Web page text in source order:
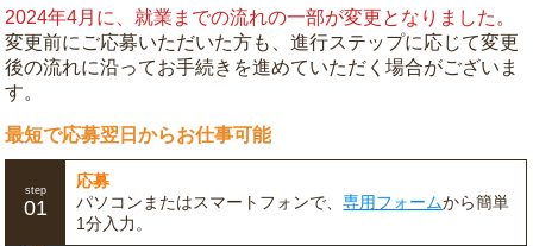
2024年4月に、就業までの流れの一部が変更となりました。
変更前にご応募いただいた方も、進行ステップに応じて変更
後の流れに沿ってお手続きを進めていただく場合がございま
す。
最短で応募翌日からお仕事可能
step
01
応募
パソコンまたはスマートフォンで、専用フォームから簡単
1分入力。